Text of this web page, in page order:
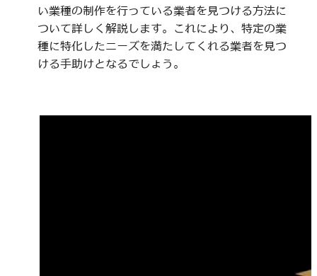
い業種の制作を行っている業者を見つける方法に
ついて詳しく解説します。これにより、特定の業
種に特化したニーズを満たしてくれる業者を見つ
ける手助けとなるでしょう。